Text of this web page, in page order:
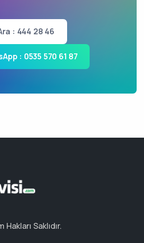
: 444 28 46
: 0535 570 61 87
Hakları Saklıdır.